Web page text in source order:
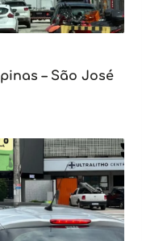
– São José